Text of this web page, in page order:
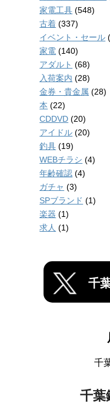
家電工具 (548)
古着 (337)
イベント・セール
家電 (140)
アダルト (68)
入荷案内 (28)
金券・貴金属 (28)
本 (22)
CDDVD (20)
アイドル (20)
釣具 (19)
WEBチラシ (4)
年齢確認 (4)
ガチャ (3)
SPブランド (1)
楽器 (1)
求人 (1)
千
千
千葉